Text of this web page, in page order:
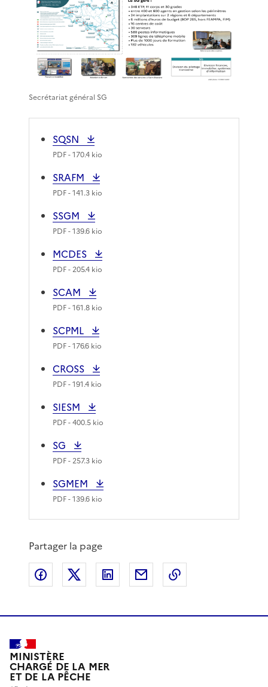
Secrétariat général SG
SQSN
PDF- 170.4 kio
SRAFM
PDF- 141.3 kio
SSGM
PDF- 139.6 kio
MCDES
PDF- 205.4 kio
SCAM
PDF- 161.8 kio
SCPML
PDF- 176.6 kio
CROSS
PDF- 191.4 kio
SIESM
PDF- 400.5 kio
SG
PDF- 257.3 kio
SGMEM
PDF- 139.6 kio
Partager la page
Partager sur Facebook
Partager sur XPartager sur LinkedIn
Partager par email
MINISTÈRE
CHARGÉ DE LA MER
ET DE LA PÊCHE